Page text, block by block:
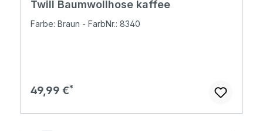
Twill Baumwollhose kaffee
Farbe: Braun - FarbNr.: 8340
Regulärer Preis:
49,99 €